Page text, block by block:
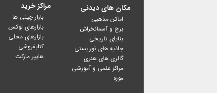
مکان های دیدنی
اماکن مذهبی
برج و آسمانخراش
بنایای تاریخی
جاذبه های توریستی
گالری های هنری
مراکز علمی و آموزشی
موزه
مراکز خرید
بازار چینی ها
بازارهای لوکس
بازارهای محلی
کتابفروشی